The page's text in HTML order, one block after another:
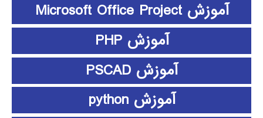
آموزش Microsoft Office Project
آموزش PHP
آموزش PSCAD
آموزش python